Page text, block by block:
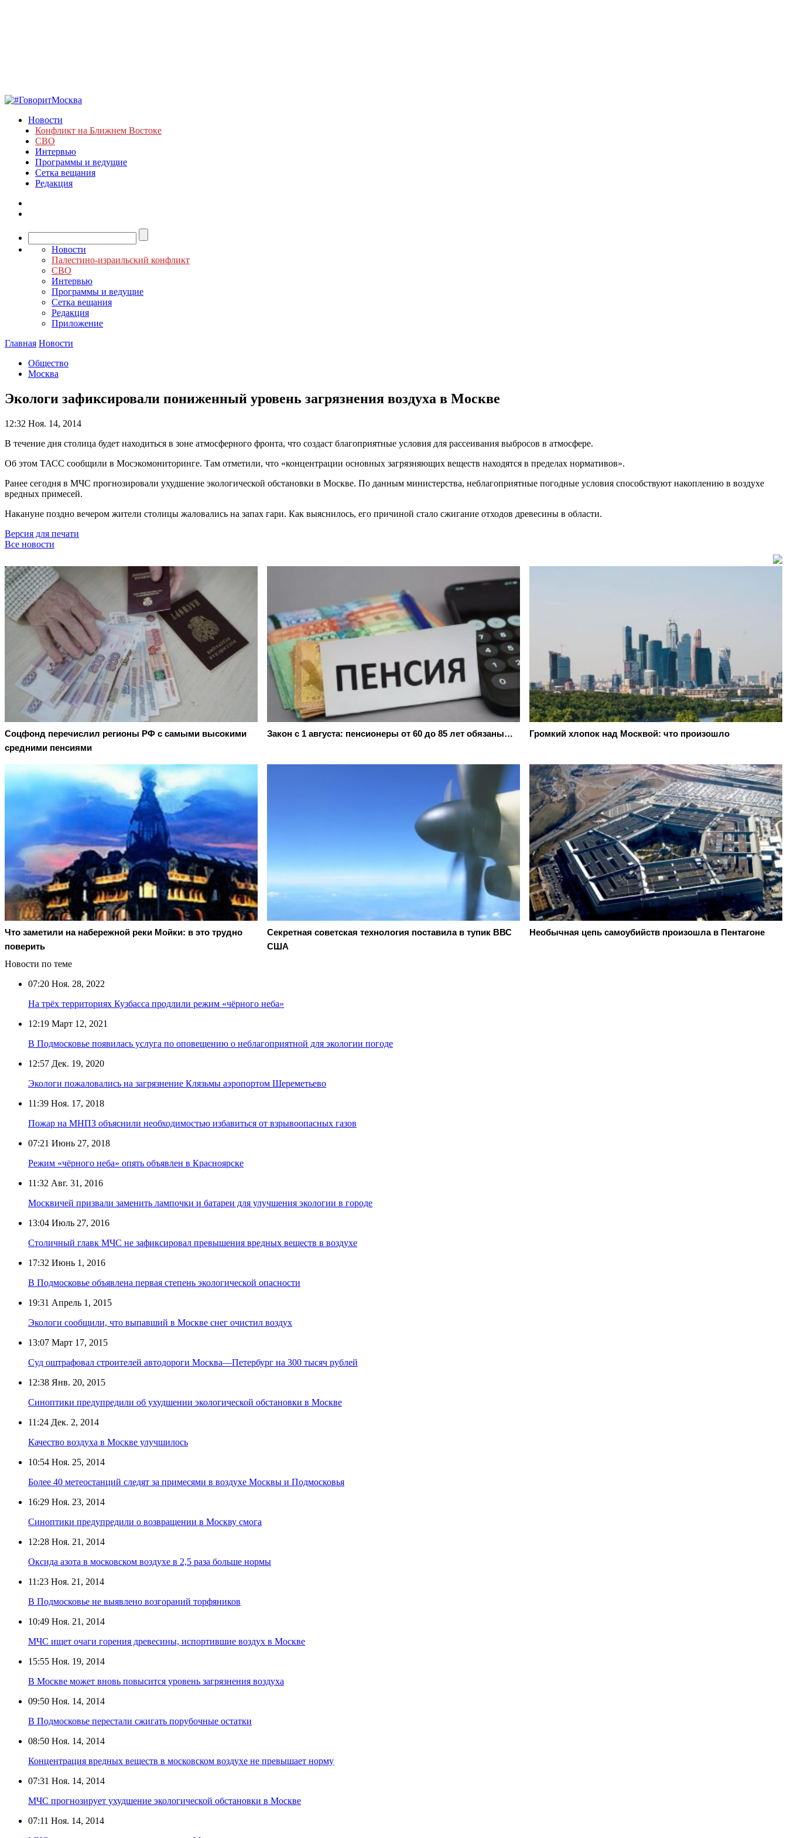
Новости
Конфликт на Ближнем Востоке
СВО
Интервью
Программы и ведущие
Сетка вещания
Редакция
Новости
Палестино-израильский конфликт
СВО
Интервью
Программы и ведущие
Сетка вещания
Редакция
Приложение
Главная Новости
Общество
Москва
Экологи зафиксировали пониженный уровень загрязнения воздуха в Москве
12:32 Ноя. 14, 2014
В течение дня столица будет находиться в зоне атмосферного фронта, что создаст благоприятные условия для рассеивания выбросов в атмосфере.
Об этом ТАСС сообщили в Мосэкомониторинге. Там отметили, что «концентрации основных загрязняющих веществ находятся в пределах нормативов».
Ранее сегодня в МЧС прогнозировали ухудшение экологической обстановки в Москве. По данным министерства, неблагоприятные погодные условия способствуют накоплению в воздухе
вредных примесей.
Накануне поздно вечером жители столицы жаловались на запах гари. Как выяснилось, его причиной стало сжигание отходов древесины в области.
Версия для печати
Все новости
Соцфонд перечислил регионы РФ с самыми высокими
средними пенсиями
Закон с 1 августа: пенсионеры от 60 до 85 лет обязаны… Громкий хлопок над Москвой: что произошло
Что заметили на набережной реки Мойки: в это трудно
поверить
Секретная советская технология поставила в тупик ВВС
США
Необычная цепь самоубийств произошла в Пентагоне
Новости по теме
07:20 Ноя. 28, 2022
На трёх территориях Кузбасса продлили режим «чёрного неба»
12:19 Март 12, 2021
В Подмосковье появилась услуга по оповещению о неблагоприятной для экологии погоде
12:57 Дек. 19, 2020
Экологи пожаловались на загрязнение Клязьмы аэропортом Шереметьево
11:39 Ноя. 17, 2018
Пожар на МНПЗ объяснили необходимостью избавиться от взрывоопасных газов
07:21 Июнь 27, 2018
Режим «чёрного неба» опять объявлен в Красноярске
11:32 Авг. 31, 2016
Москвичей призвали заменить лампочки и батареи для улучшения экологии в городе
13:04 Июль 27, 2016
Столичный главк МЧС не зафиксировал превышения вредных веществ в воздухе
17:32 Июнь 1, 2016
В Подмосковье объявлена первая степень экологической опасности
19:31 Апрель 1, 2015
Экологи сообщили, что выпавший в Москве снег очистил воздух
13:07 Март 17, 2015
Суд оштрафовал строителей автодороги Москва—Петербург на 300 тысяч рублей
12:38 Янв. 20, 2015
Синоптики предупредили об ухудшении экологической обстановки в Москве
11:24 Дек. 2, 2014
Качество воздуха в Москве улучшилось
10:54 Ноя. 25, 2014
Более 40 метеостанций следят за примесями в воздухе Москвы и Подмосковья
16:29 Ноя. 23, 2014
Синоптики предупредили о возвращении в Москву смога
12:28 Ноя. 21, 2014
Оксида азота в московском воздухе в 2,5 раза больше нормы
11:23 Ноя. 21, 2014
В Подмосковье не выявлено возгораний торфяников
10:49 Ноя. 21, 2014
МЧС ищет очаги горения древесины, испортившие воздух в Москве
15:55 Ноя. 19, 2014
В Москве может вновь повысится уровень загрязнения воздуха
09:50 Ноя. 14, 2014
В Подмосковье перестали сжигать порубочные остатки
08:50 Ноя. 14, 2014
Концентрация вредных веществ в московском воздухе не превышает норму
07:31 Ноя. 14, 2014
МЧС прогнозирует ухудшение экологической обстановки в Москве
07:11 Ноя. 14, 2014